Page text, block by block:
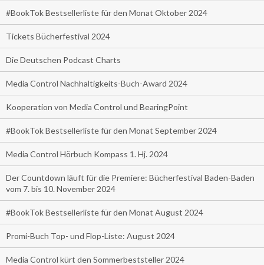
#BookTok Bestsellerliste für den Monat Oktober 2024
Tickets Bücherfestival 2024
Die Deutschen Podcast Charts
Media Control Nachhaltigkeits-Buch-Award 2024
Kooperation von Media Control und BearingPoint
#BookTok Bestsellerliste für den Monat September 2024
Media Control Hörbuch Kompass 1. Hj. 2024
Der Countdown läuft für die Premiere: Bücherfestival Baden-Baden
vom 7. bis 10. November 2024
#BookTok Bestsellerliste für den Monat August 2024
Promi-Buch Top- und Flop-Liste: August 2024
Media Control kürt den Sommerbeststeller 2024